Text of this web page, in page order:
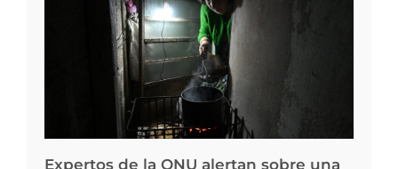
Expertos de la ONU alertan sobre una